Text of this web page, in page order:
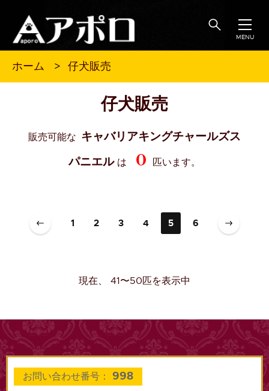
MENU
ホーム 仔犬販売
仔犬販売
販売可能な キャバリアキングチャールズス
パニエルは 0 匹います。
1 2 3 4 5 6
現在、 41〜50匹を表示中
お問い合わせ番号： 998